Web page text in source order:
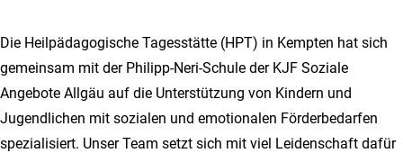
Die Heilpädagogische Tagesstätte (HPT) in Kempten hat sich
gemeinsam mit der Philipp-Neri-Schule der KJF Soziale
Angebote Allgäu auf die Unterstützung von Kindern und
Jugendlichen mit sozialen und emotionalen Förderbedarfen
spezialisiert. Unser Team setzt sich mit viel Leidenschaft dafür